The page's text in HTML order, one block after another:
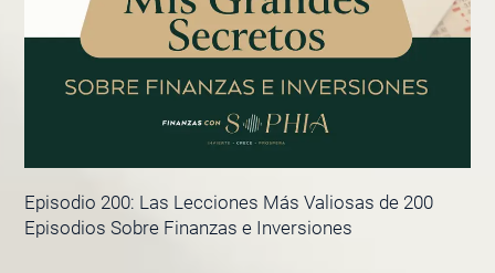
Episodio 200: Las Lecciones Más Valiosas de 200
Episodios Sobre Finanzas e Inversiones